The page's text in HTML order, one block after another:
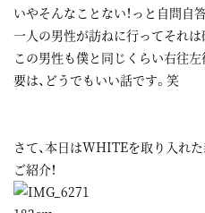
いやそんなことない！っと自問自
一人の男性が訪ねに行ってそれは
この男性も僕と同じくらい右往
要は、どうでもいい話です。笑
さて、本日はWHITEを取り入れ
ご紹介！